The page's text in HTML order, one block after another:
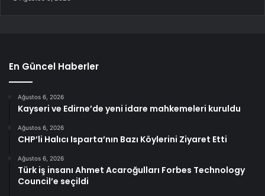
En Güncel Haberler
Ağustos 6, 2026
Kayseri ve Edirne’de yeni idare mahkemeleri kuruldu
Ağustos 6, 2026
CHP’li Halıcı Isparta’nın Bazı Köylerini Ziyaret Etti
Ağustos 6, 2026
Türk iş insanı Ahmet Acaroğulları Forbes Technology
Council’e seçildi